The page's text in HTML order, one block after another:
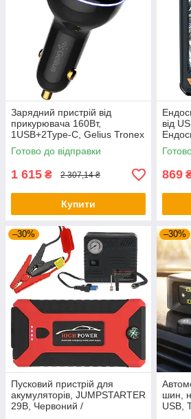
Зарядний пристрій від
прикурювача 160Вт,
1USB+2Type-C, Gelius Tronex
GP-CC012 / Адаптер
автомобільний / Адаптер
Готово до відправки
1 615 ₴ 2 307,14 ₴
Купити
від
869
–30%
Пусковий пристрій для
акумуляторів, JUMPSTARTER
29B, Червоний /
–30%
шин,
USB,